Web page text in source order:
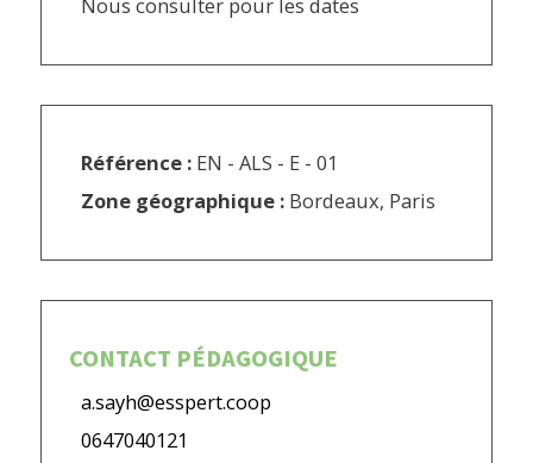
Référence : EN - ALS - E - 01
Zone géographique : Bordeaux, Paris
CONTACT PÉDAGOGIQUE
a.sayh@esspert.coop
0647040121